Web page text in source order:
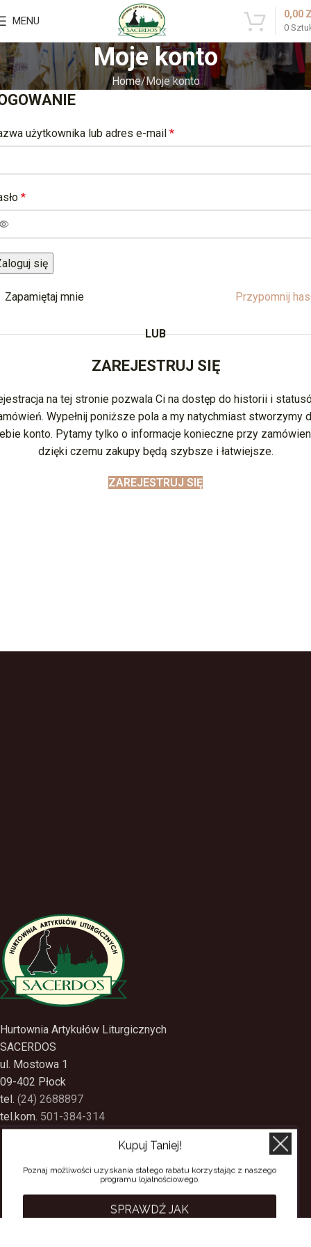
MENU
0
0,00
Moje konto
Home Moje konto
użytkownika lub adres e-mail *
*
się
Przypomnij
Zapamiętaj mnie
LUB
ZAREJESTRUJ SIĘ
na tej stronie pozwala Ci na dostęp do historii i
Wypełnij poniższe pola a my natychmiast stworzymy
konto. Pytamy tylko o informacje konieczne przy
dzięki czemu zakupy będą szybsze i łatwiejsze.
ZAREJESTRUJ SIĘ
Hurtownia Artykułów Liturgicznych
SACERDOS
ul. Mostowa 1
09-402 Płock
tel. (24) 2688897
tel.kom. 501-384-314
Polityka Prywatności
Regulamin Sklepu
Poznaj możliwości uzyskania stałego rabatu korzystając z naszego
programu lojalnościowego.
SPRAWDŹ JAK